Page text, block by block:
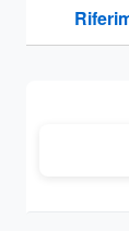
Sezione